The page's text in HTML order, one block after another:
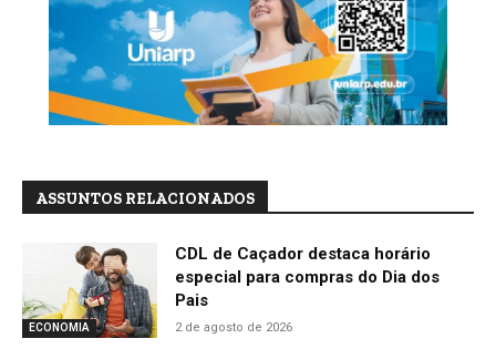
ASSUNTOS RELACIONADOS
ECONOMIA
CDL de Caçador destaca horário
especial para compras do Dia dos
Pais
2 de agosto de 2026